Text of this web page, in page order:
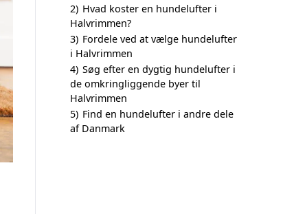
2) Hvad koster en hundelufter i
Halvrimmen?
3) Fordele ved at vælge hundelufter
i Halvrimmen
4) Søg efter en dygtig hundelufter i
de omkringliggende byer til
Halvrimmen
5) Find en hundelufter i andre dele
af Danmark